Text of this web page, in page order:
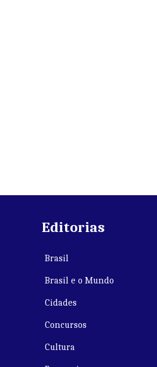
Editorias
Brasil
Brasil e o Mundo
Cidades
Concursos
Cultura